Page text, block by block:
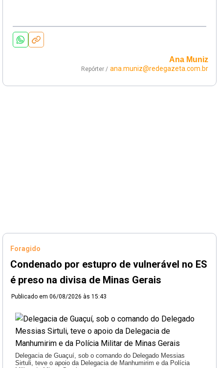
Ana Muniz
Repórter / ana.muniz@redegazeta.com.br
Foragido
Condenado por estupro de vulnerável no ES
é preso na divisa de Minas Gerais
Publicado em 06/08/2026 às 15:43
Delegacia de Guaçuí, sob o comando do Delegado Messias
Sirtuli, teve o apoio da Delegacia de Manhumirim e da Polícia